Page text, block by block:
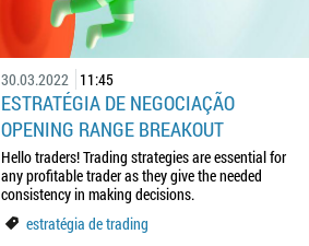
30.03.2022 11:45
ESTRATÉGIA DE NEGOCIAÇÃO
OPENING RANGE BREAKOUT
Hello traders! Trading strategies are essential for
any profitable trader as they give the needed
consistency in making decisions.
estratégia de trading